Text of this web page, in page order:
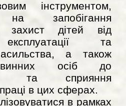
інструментом,
на запобігання
захист дітей від
та
а також
винних осіб до
та сприяння
в цих сферах.
в рамках